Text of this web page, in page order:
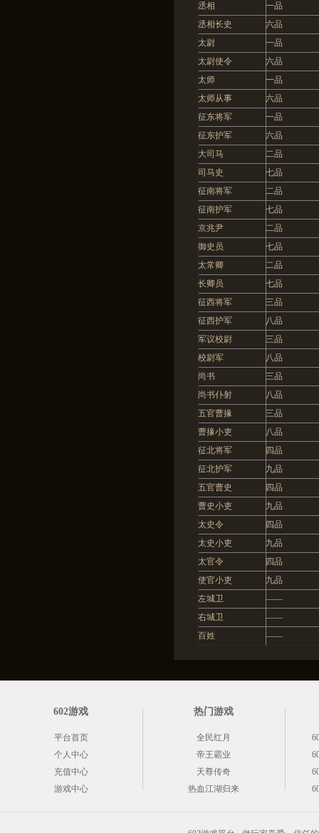
丞相
一品
丞相长史
六品
太尉
一品
太尉使令
六品
太师
一品
太师从事
六品
征东将军
一品
征东护军
六品
大司马
二品
司马史
七品
征南将军
二品
征南护军
七品
京兆尹
二品
御史员
七品
太常卿
二品
长卿员
七品
征西将军
三品
征西护军
八品
军议校尉
三品
校尉军
八品
尚书
三品
尚书仆射
八品
五官曹掾
三品
曹掾小吏
八品
征北将军
四品
征北护军
九品
五官曹史
四品
曹史小吏
九品
太史令
四品
太史小吏
九品
太官令
四品
使官小吏
九品
左城卫
——
右城卫
——
百姓
——
602游戏
平台首页
个人中心
充值中心
游戏中心
热门游戏
全民红月
帝王霸业
天尊传奇
热血江湖归来